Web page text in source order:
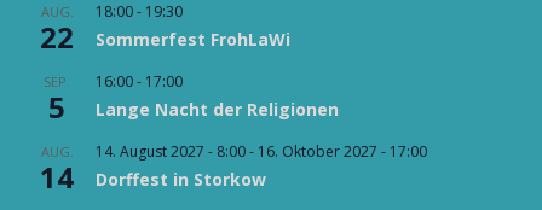
AUG.
22
18:00- 19:30
Sommerfest FrohLaWi
SEP.
5
16:00- 17:00
Lange Nacht der Religionen
AUG.
14
14. August 2027 - 8:00- 16. Oktober 2027 - 17:00
Dorffest in Storkow